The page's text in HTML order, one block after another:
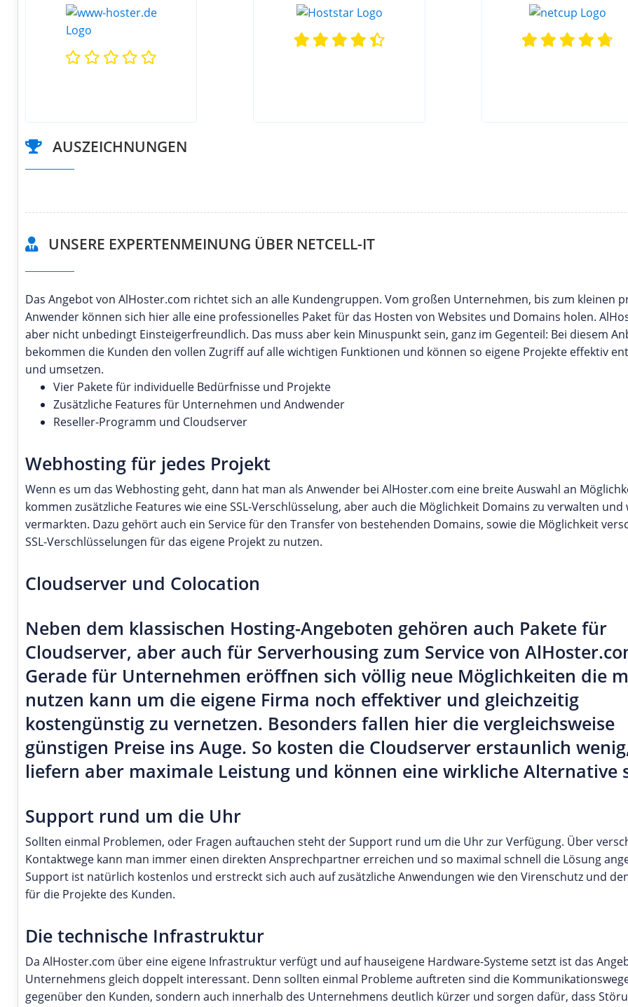
AUSZEICHNUNGEN
UNSERE EXPERTENMEINUNG ÜBER NETCELL-IT
Das Angebot von AlHoster.com richtet sich an alle Kundengruppen. Vom großen Unternehmen, bis zum kleinen
Anwender können sich hier alle eine professionelles Paket für das Hosten von Websites und Domains holen.
aber nicht unbedingt Einsteigerfreundlich. Das muss aber kein Minuspunkt sein, ganz im Gegenteil: Bei diesem
bekommen die Kunden den vollen Zugriff auf alle wichtigen Funktionen und können so eigene Projekte effektiv
und umsetzen.
Vier Pakete für individuelle Bedürfnisse und Projekte
Zusätzliche Features für Unternehmen und Andwender
Reseller-Programm und Cloudserver
Webhosting für jedes Projekt
Wenn es um das Webhosting geht, dann hat man als Anwender bei AlHoster.com eine breite Auswahl an
kommen zusätzliche Features wie eine SSL-Verschlüsselung, aber auch die Möglichkeit Domains zu verwalten und
vermarkten. Dazu gehört auch ein Service für den Transfer von bestehenden Domains, sowie die Möglichkeit
SSL-Verschlüsselungen für das eigene Projekt zu nutzen.
Cloudserver und Colocation
Neben dem klassischen Hosting-Angeboten gehören auch Pakete für
Cloudserver, aber auch für Serverhousing zum Service von
Gerade für Unternehmen eröffnen sich völlig neue Möglichkeiten die
nutzen kann um die eigene Firma noch effektiver und gleichzeitig
kostengünstig zu vernetzen. Besonders fallen hier die vergleichsweise
günstigen Preise ins Auge. So kosten die Cloudserver erstaunlich
liefern aber maximale Leistung und können eine wirkliche Alternative
Support rund um die Uhr
Sollten einmal Problemen, oder Fragen auftauchen steht der Support rund um die Uhr zur Verfügung. Über
Kontaktwege kann man immer einen direkten Ansprechpartner erreichen und so maximal schnell die Lösung
Support ist natürlich kostenlos und erstreckt sich auch auf zusätzliche Anwendungen wie den Virenschutz und
für die Projekte des Kunden.
Die technische Infrastruktur
Da AlHoster.com über eine eigene Infrastruktur verfügt und auf hauseigene Hardware-Systeme setzt ist das
Unternehmens gleich doppelt interessant. Denn sollten einmal Probleme auftreten sind die
gegenüber den Kunden, sondern auch innerhalb des Unternehmens deutlich kürzer und sorgen dafür, dass